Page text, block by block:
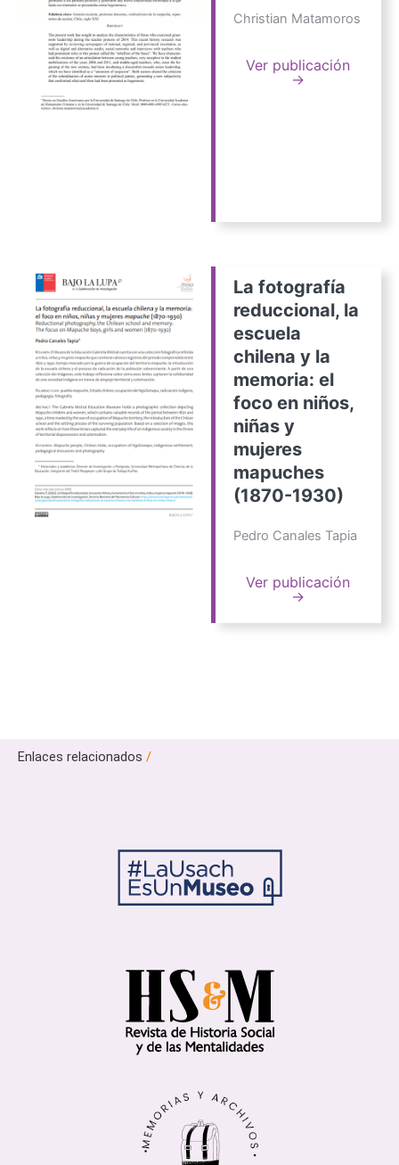
Christian Matamoros
Ver publicación
→
La fotografía
reduccional, la
escuela
chilena y la
memoria: el
foco en niños,
niñas y
mujeres
mapuches
(1870-1930)
Pedro Canales Tapia
Ver publicación
→
Enlaces relacionados /